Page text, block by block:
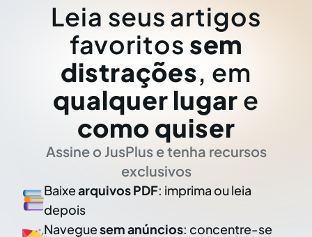
Leia seus artigos
favoritos sem
distrações, em
qualquer lugar e
como quiser
Assine o JusPlus e tenha recursos
exclusivos
Baixearquivos PDF: imprima ou leia
depois
Naveguesem anúncios: concentre-se